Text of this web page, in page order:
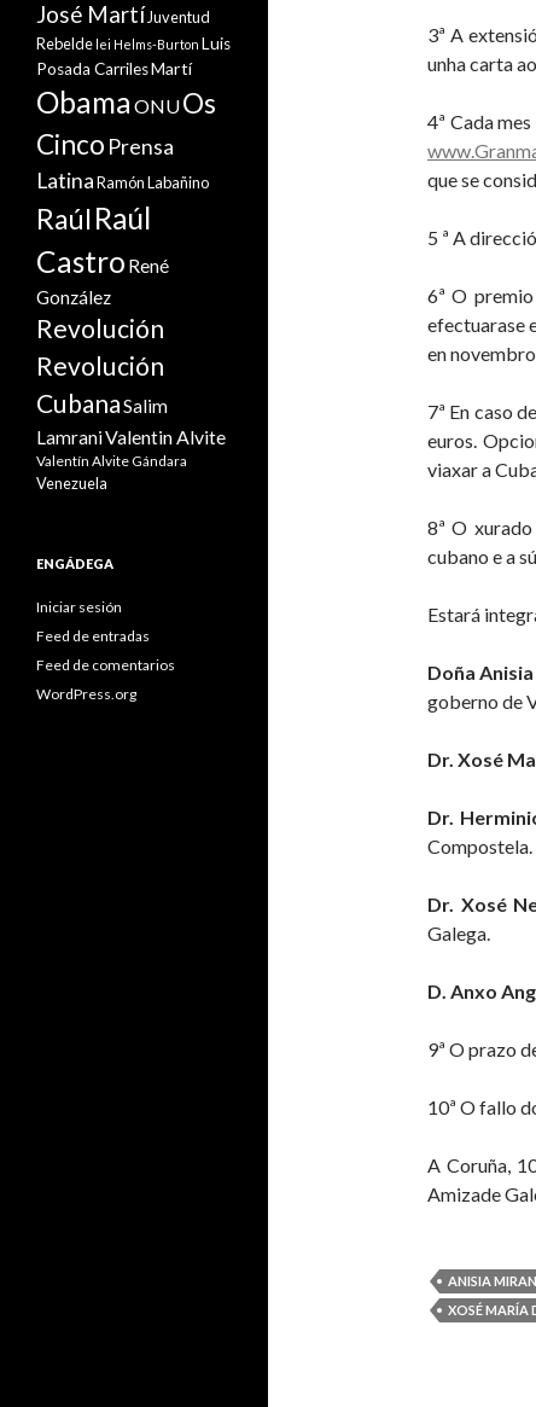
3ª A
unha carta
4ª Cada
que se
5 ª A
6ª O
efectuarase
en
7ª En caso
euros.
viaxar a
8ª O
cubano e a
Estará
Doña
goberno de
Dr. Xosé
Dr.
Compostela.
Dr. Xosé
Galega.
D. Anxo
9ª O prazo
10ª O fallo
A Coruña,
Amizade
ANISIA
XOSÉ MARÍA
José Martí Juventud
Rebelde lei Helms-Burton Luis
Posada CarrilesMartí
Obama ONUOs
Cinco Prensa
LatinaRamón Labañino
RaúlRaúl
Castro René
González
Revolución
Revolución
CubanaSalim
LamraniValentin Alvite
Valentín Alvite Gándara
Venezuela
ENGÁDEGA
Iniciar sesión
Feed de entradas
Feed de comentarios
WordPress.org